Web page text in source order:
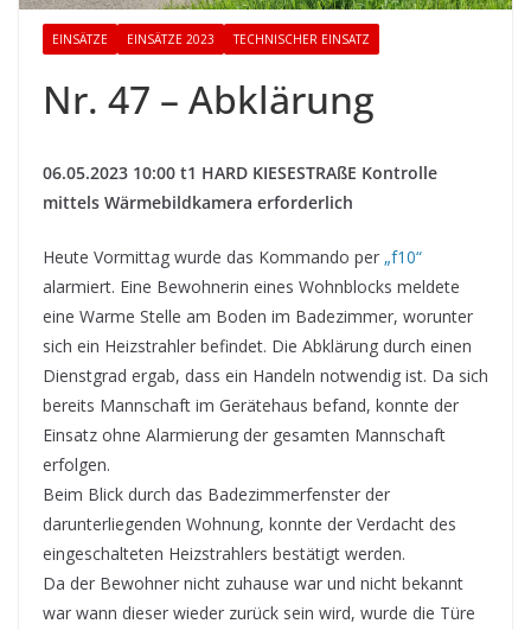
EINSÄTZE EINSÄTZE 2023 TECHNISCHER EINSATZ
Nr. 47 – Abklärung
06.05.2023 10:00 t1 HARD KIESESTRAßE Kontrolle
mittels Wärmebildkamera erforderlich
Heute Vormittag wurde das Kommando per „f10“
alarmiert. Eine Bewohnerin eines Wohnblocks meldete
eine Warme Stelle am Boden im Badezimmer, worunter
sich ein Heizstrahler befindet. Die Abklärung durch einen
Dienstgrad ergab, dass ein Handeln notwendig ist. Da sich
bereits Mannschaft im Gerätehaus befand, konnte der
Einsatz ohne Alarmierung der gesamten Mannschaft
erfolgen.
Beim Blick durch das Badezimmerfenster der
darunterliegenden Wohnung, konnte der Verdacht des
eingeschalteten Heizstrahlers bestätigt werden.
Da der Bewohner nicht zuhause war und nicht bekannt
war wann dieser wieder zurück sein wird, wurde die Türe